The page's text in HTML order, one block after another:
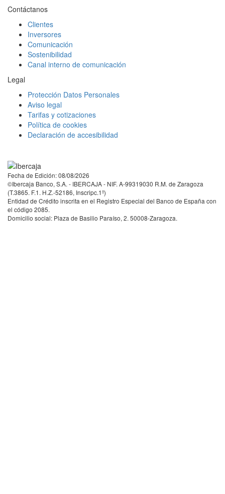
Contáctanos
Clientes
Inversores
Comunicación
Sostenibilidad
Canal interno de comunicación
Legal
Protección Datos Personales
Aviso legal
Tarifas y cotizaciones
Política de cookies
Declaración de accesibilidad
Fecha de Edición: 08/08/2026
©Ibercaja Banco, S.A. - IBERCAJA - NIF. A-99319030 R.M. de Zaragoza
(T.3865. F.1. H.Z.-52186, Inscripc.1º)
Entidad de Crédito inscrita en el Registro Especial del Banco de España con
el código 2085.
Domicilio social: Plaza de Basilio Paraíso, 2. 50008-Zaragoza.